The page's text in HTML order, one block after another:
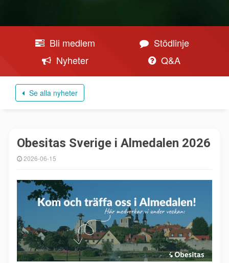
Bli medlem
Stödlinje
Nyheter
Q&A
Se alla nyheter
Obesitas Sverige i Almedalen 2026
2026-06-15